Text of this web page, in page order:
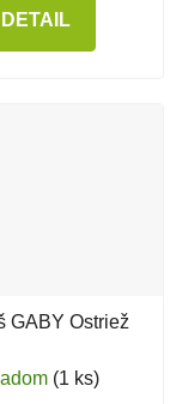
DETAIL
GABY Ostriež
(1 ks)